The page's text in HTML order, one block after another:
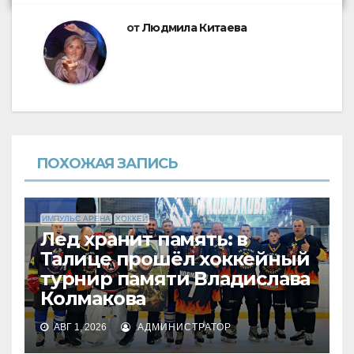
отЛюдмила Китаева
ПОХОЖАЯ ЗАПИСЬ
ИМПУЛЬС АРЕНА ХОККЕЙ
Лед хранит память: в
Талице прошёл хоккейный
турнир памяти Владислава
Колмакова
АВГ 1, 2026 АДМИНИСТРАТОР